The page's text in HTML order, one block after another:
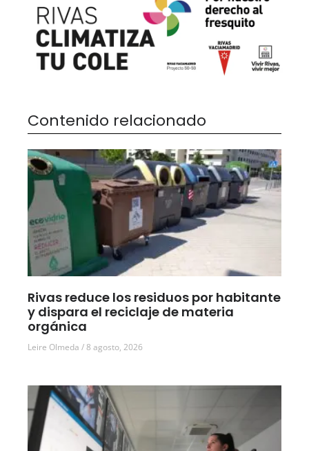
Contenido relacionado
Rivas reduce los residuos por habitante
y dispara el reciclaje de materia
orgánica
Leire Olmeda 8 agosto, 2026